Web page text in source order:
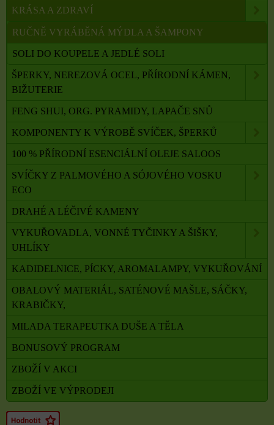
KRÁSA A ZDRAVÍ
RUČNĚ VYRÁBĚNÁ MÝDLA A ŠAMPONY
SOLI DO KOUPELE A JEDLÉ SOLI
ŠPERKY, NEREZOVÁ OCEL, PŘÍRODNÍ KÁMEN,
BIŽUTERIE
FENG SHUI, ORG. PYRAMIDY, LAPAČE SNŮ
KOMPONENTY K VÝROBĚ SVÍČEK, ŠPERKŮ
100 % PŘÍRODNÍ ESENCIÁLNÍ OLEJE SALOOS
SVÍČKY Z PALMOVÉHO A SÓJOVÉHO VOSKU
ECO
DRAHÉ A LÉČIVÉ KAMENY
VYKUŘOVADLA, VONNÉ TYČINKY A ŠIŠKY,
UHLÍKY
KADIDELNICE, PÍCKY, AROMALAMPY, VYKUŘOVÁNÍ
OBALOVÝ MATERIÁL, SATÉNOVÉ MAŠLE, SÁČKY,
KRABIČKY,
MILADA TERAPEUTKA DUŠE A TĚLA
BONUSOVÝ PROGRAM
ZBOŽÍ V AKCI
ZBOŽÍ VE VÝPRODEJI